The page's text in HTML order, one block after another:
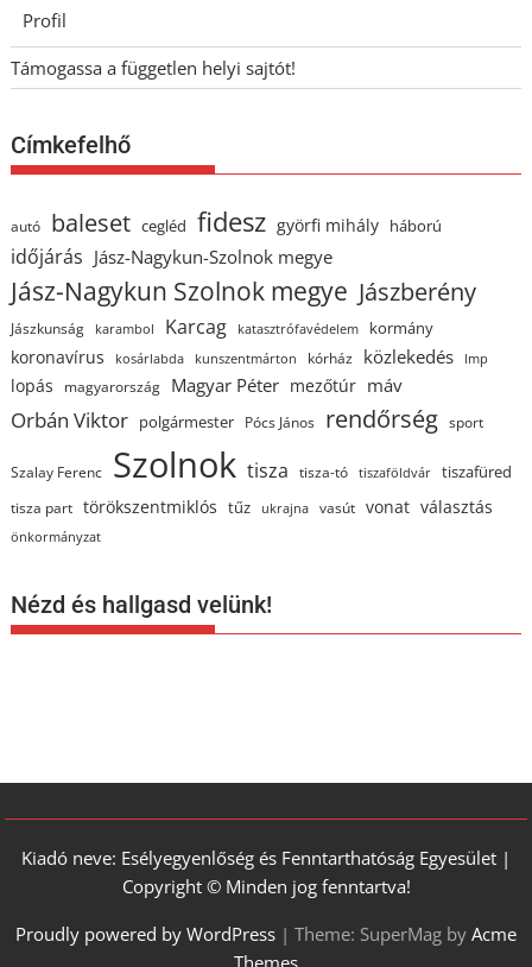
Profil
Támogassa a független helyi sajtót!
Címkefelhő
autó baleset cegléd fidesz györfi mihály háború
időjárás Jász-Nagykun-Szolnok megye
Jász-Nagykun Szolnok megye Jászberény
Jászkunság karambol Karcag katasztrófavédelem kormány
koronavírus kosárlabda kunszentmárton kórház közlekedés lmp
lopás magyarország Magyar Péter mezőtúr máv
Orbán Viktor polgármester Pócs János rendőrség sport
Szalay Ferenc Szolnok tisza tisza-tó tiszaföldvár tiszafüred
tisza part törökszentmiklós tűz ukrajna vasút vonat választás
önkormányzat
Nézd és hallgasd velünk!
Kiadó neve: Esélyegyenlőség és Fenntarthatóság Egyesület |
Copyright © Minden jog fenntartva!
Proudly powered by WordPress | Theme: SuperMag by Acme
Themes